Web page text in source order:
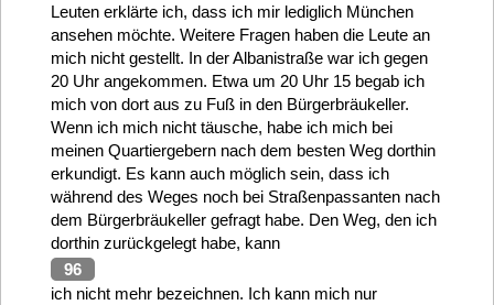
Leuten erklärte ich, dass ich mir lediglich München
ansehen möchte. Weitere Fragen haben die Leute an
mich nicht gestellt. In der Albanistraße war ich gegen
20 Uhr angekommen. Etwa um 20 Uhr 15 begab ich
mich von dort aus zu Fuß in den Bürgerbräukeller.
Wenn ich mich nicht täusche, habe ich mich bei
meinen Quartiergebern nach dem besten Weg dorthin
erkundigt. Es kann auch möglich sein, dass ich
während des Weges noch bei Straßenpassanten nach
dem Bürgerbräukeller gefragt habe. Den Weg, den ich
dorthin zurückgelegt habe, kann
96
ich nicht mehr bezeichnen. Ich kann mich nur